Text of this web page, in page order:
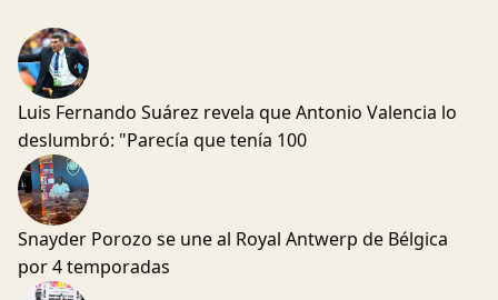
Luis Fernando Suárez revela que Antonio Valencia lo
deslumbró: "Parecía que tenía 100
Snayder Porozo se une al Royal Antwerp de Bélgica
por 4 temporadas